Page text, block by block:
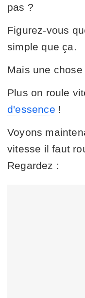
pas ?
Figurez-vous
simple que ça.
Mais une
Plus on roule
d'essence !
Voyons
vitesse il faut
Regardez :